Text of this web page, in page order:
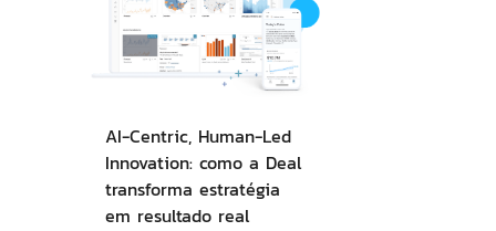
AI-Centric, Human-Led
Innovation: como a Deal
transforma estratégia
em resultado real